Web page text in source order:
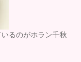
るのがホラン千秋